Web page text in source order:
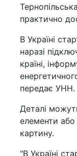
практично
В Україні
наразі
країні,
передає УНН.
Деталі
елементи
картину.
"В Україні